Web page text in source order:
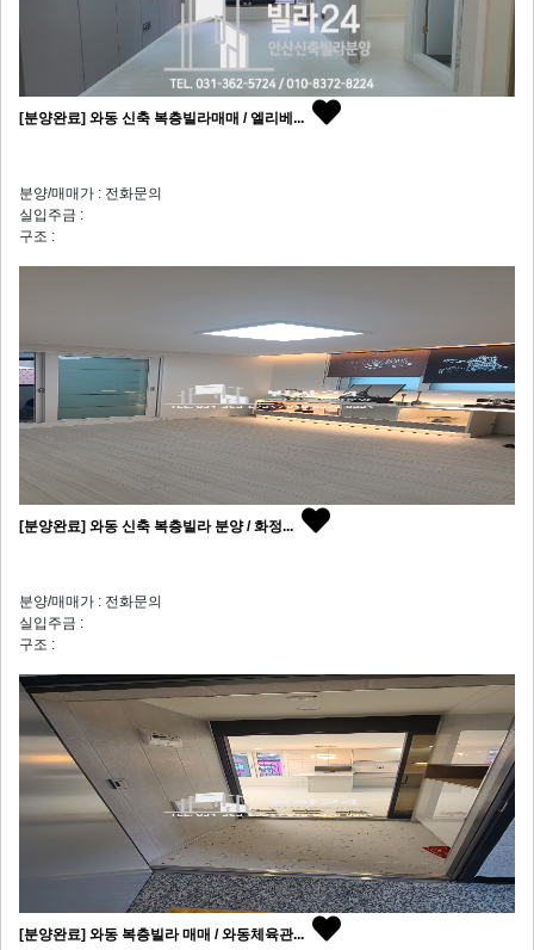
[분양완료] 와동 신축 복층빌라매매 / 엘리베...
분양/매매가 : 전화문의
실입주금 :
구조 :
[분양완료] 와동 신축 복층빌라 분양 / 화정...
분양/매매가 : 전화문의
실입주금 :
구조 :
[분양완료] 와동 복층빌라 매매 / 와동체육관...